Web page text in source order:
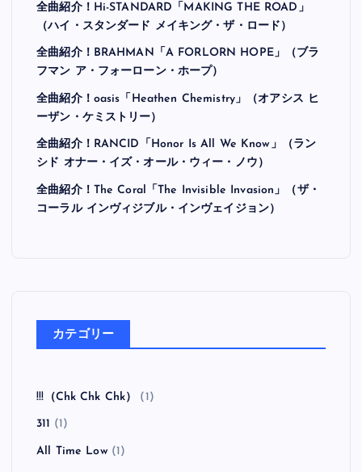
全曲紹介！Hi-STANDARD「MAKING THE ROAD」
（ハイ・スタンダード メイキング・ザ・ロード）
全曲紹介！BRAHMAN「A FORLORN HOPE」（ブラ
フマン ア・フォーローン・ホープ）
全曲紹介！oasis「Heathen Chemistry」（オアシス ヒ
ーザン・ケミストリー）
全曲紹介！RANCID「Honor Is All We Know」（ラン
シド オナー・イズ・オール・ウィー・ノウ）
全曲紹介！The Coral「The Invisible Invasion」（ザ・
コーラル インヴィジブル・インヴェイジョン）
カテゴリー
!!!（Chk Chk Chk） (1)
311 (1)
All Time Low(1)